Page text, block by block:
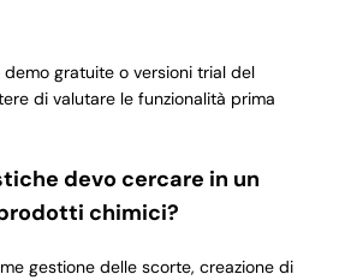
gratuite o versioni trial del
di valutare le funzionalità prima
devo cercare in un
chimici?
gestione delle scorte, creazione di